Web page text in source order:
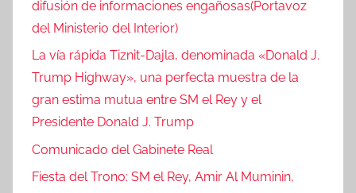
difusión de informaciones engañosas(Portavoz
del Ministerio del Interior)
La vía rápida Tiznit-Dajla, denominada «Donald J.
Trump Highway», una perfecta muestra de la
gran estima mutua entre SM el Rey y el
Presidente Donald J. Trump
Comunicado del Gabinete Real
Fiesta del Trono: SM el Rey, Amir Al Muminin,